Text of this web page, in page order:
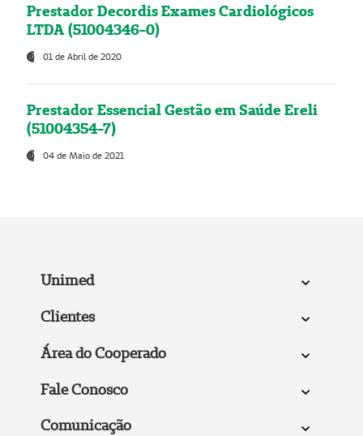
Prestador Decordis Exames Cardiológicos
LTDA (51004346-0)
01 de Abril de 2020
Prestador Essencial Gestão em Saúde Ereli
(51004354-7)
04 de Maio de 2021
Unimed
Clientes
Área do Cooperado
Fale Conosco
Comunicação